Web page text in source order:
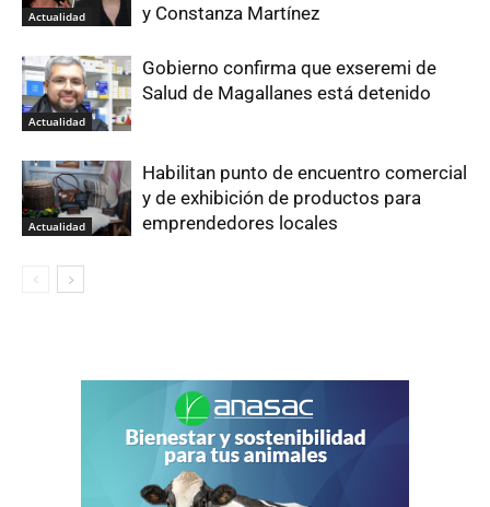
Actualidad
y Constanza Martínez
Actualidad
Gobierno confirma que exseremi de
Salud de Magallanes está detenido
Actualidad
Habilitan punto de encuentro comercial
y de exhibición de productos para
emprendedores locales